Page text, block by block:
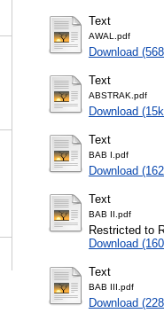
Text
AWAL.pdf
Download
Text
ABSTRAK.pdf
Download
Text
BAB I.pdf
Download
Text
BAB II.pdf
Restricted to
Download
Text
BAB III.pdf
Download